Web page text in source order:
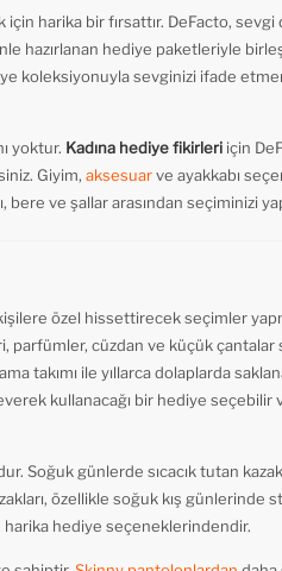
harika bir fırsattır. DeFacto, sevgi
hazırlanan hediye paketleriyle
koleksiyonuyla sevginizi ifade
yoktur. Kadına hediye fikirleri için
Giyim, aksesuarve ayakkabı
bere ve şallar arasından seçiminizi
özel hissettirecek seçimler
parfümler, cüzdan ve küçük çantalar
takımı ile yıllarca dolaplarda
kullanacağı bir hediye seçebilir
günlerde sıcacık tutan
özellikle soğuk kış günlerinde
hediye seçeneklerindendir.